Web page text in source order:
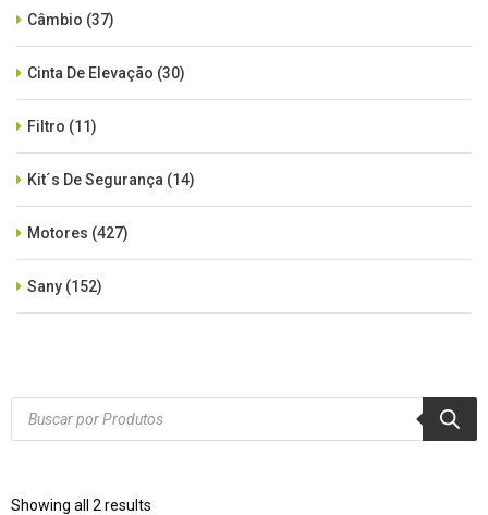
Câmbio (37)
Cinta De Elevação (30)
Filtro (11)
Kit´s De Segurança (14)
Motores (427)
Sany (152)
Zoomlion(84)
Products
search
Showing all 2 results